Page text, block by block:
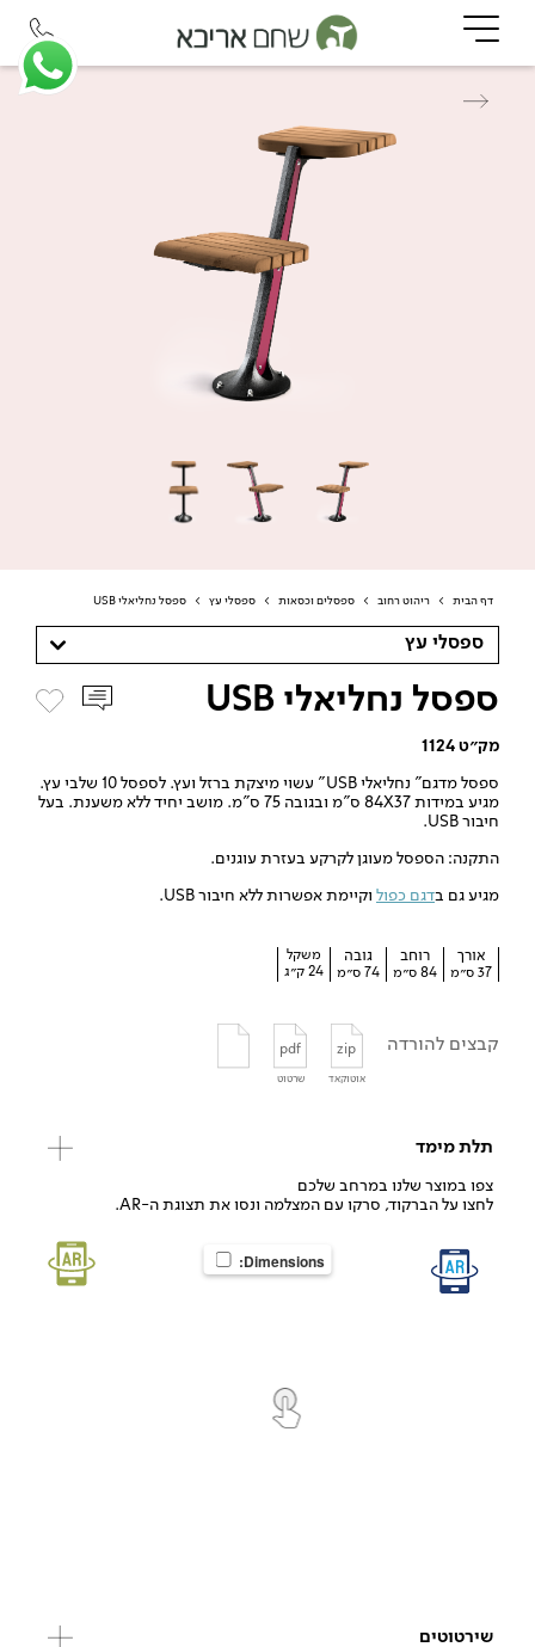
דף הבית > ריהוט רחוב > ספסלים וכסאות > ספסלי עץ > ספסל נחליאלי USB
ספסלי עץ
ספסל נחליאלי USB
מק״ט 1124
ספסל מדגם” נחליאלי USB” עשוי מיצקת ברזל ועץ. לספסל 10 שלבי עץ.
מגיע במידות 84X37 ס”מ ובגובה 75 ס”מ. מושב יחיד ללא משענת. בעל
חיבור USB.
התקנה: הספסל מעוגן לקרקע בעזרת עוגנים.
מגיע גם בדגם כפול וקיימת אפשרות ללא חיבור USB.
אורך
37 ס״מ
רוחב
84 ס״מ
גובה
74 ס״מ
משקל
24 ק״ג
קבצים להורדה zip
אוטוקאד
pdf
שרטוט
תלת מימד
צפו במוצר שלנו במרחב שלכם
לחצו על הברקוד, סרקו עם המצלמה ונסו את תצוגת ה-AR.
Dimensions:
שירטוטים